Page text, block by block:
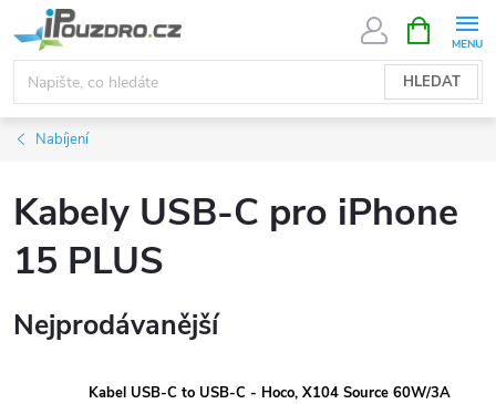
na
obsah
HLEDAT
NÁKUPNÍ
KOŠÍK
Nabíjení
Kabely USB-C pro iPhone
15 PLUS
Nejprodávanější
Kabel USB-C to USB-C - Hoco, X104 Source 60W/3A